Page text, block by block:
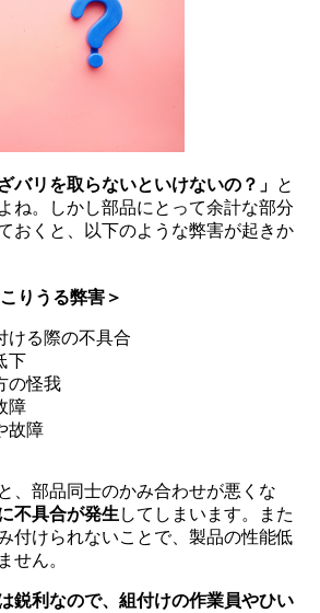
バリを取らないといけないの？」 と
ね。しかし部品にとって余計な部分
おくと、以下のような弊害が起きか
りうる弊害＞
ける際の不具合
下
の怪我
障
故障
、部品同士のかみ合わせが悪くな
不具合が発生 してしまいます。また
付けられないことで、製品の性能低
せん。
鋭利なので、組付けの作業員やひい